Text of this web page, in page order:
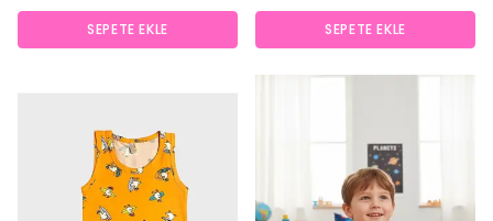
SEPETE EKLE SEPETE EKLE